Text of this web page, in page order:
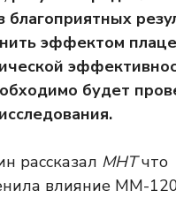
благоприятных
эффектом
будет
рассказал МНТчто
влияние MM-